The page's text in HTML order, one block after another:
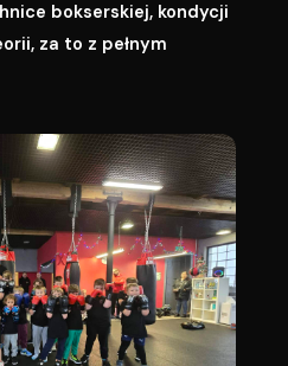
bokserskiej, kondycji
za to z pełnym